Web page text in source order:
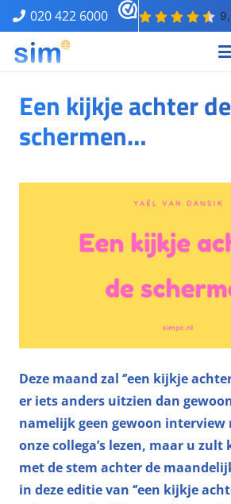
020 422 6000
Een kijkje achter de
schermen…
Deze maand zal ‘’een kijkje
er iets anders uitzien dan
namelijk geen gewoon interview
onze collega’s lezen, maar u
met de stem achter de
in deze editie van ‘’een kijkje